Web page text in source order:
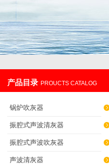
产品目录 PROUCTS CATALOG
锅炉吹灰器
振腔式声波清灰器
振腔式声波吹灰器
声波清灰器